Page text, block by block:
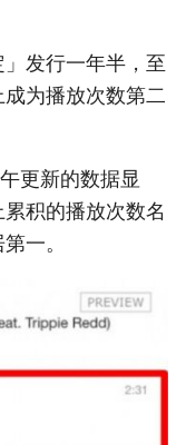
发行一年半，至
为播放次数第二
更新的数据显
积的播放次数名
一。